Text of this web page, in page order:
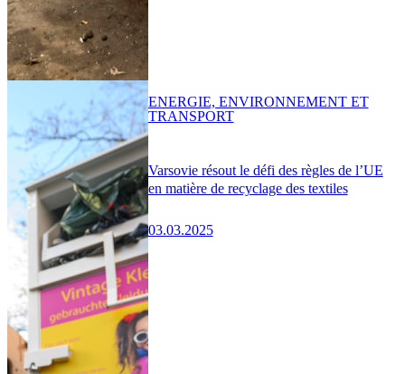
Varsovie résout le défi des règles de l’UE
en matière de recyclage des textiles
03.03.2025
ENERGIE, ENVIRONNEMENT ET
TRANSPORT